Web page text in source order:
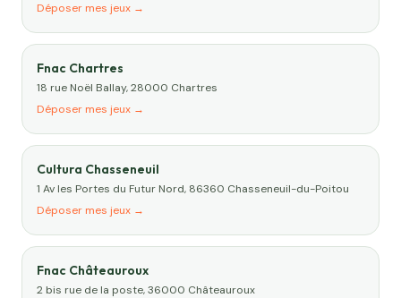
Déposer mes jeux →
Fnac Chartres
18 rue Noël Ballay, 28000 Chartres
Déposer mes jeux →
Cultura Chasseneuil
1 Av les Portes du Futur Nord, 86360 Chasseneuil-du-Poitou
Déposer mes jeux →
Fnac Châteauroux
2 bis rue de la poste, 36000 Châteauroux